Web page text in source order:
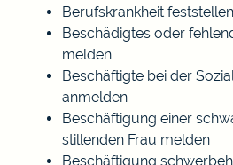
Berufskrankheit
Beschädigtes oder
melden
Beschäftigte bei der
anmelden
Beschäftigung einer
stillenden Frau melden
Beschäftigung